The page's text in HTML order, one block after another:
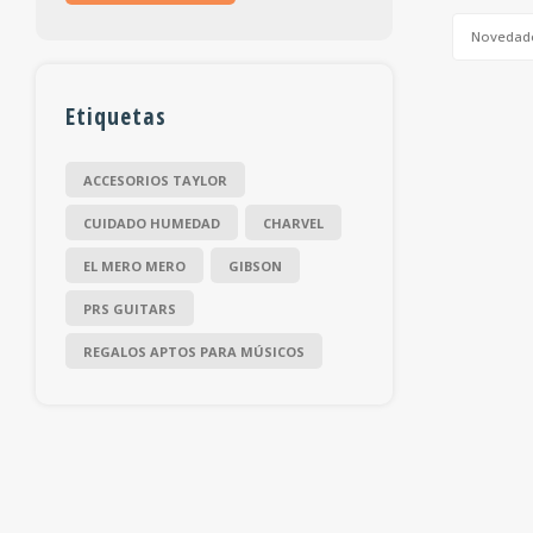
Etiquetas
ACCESORIOS TAYLOR
CUIDADO HUMEDAD CHARVEL
EL MERO MERO GIBSON
PRS GUITARS
REGALOS APTOS PARA MÚSICOS